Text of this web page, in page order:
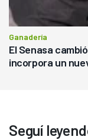
Ganadería
El Senasa
incorpora un
Seguí